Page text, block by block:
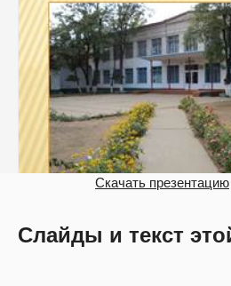
Скачать презентацию
Слайды и текст